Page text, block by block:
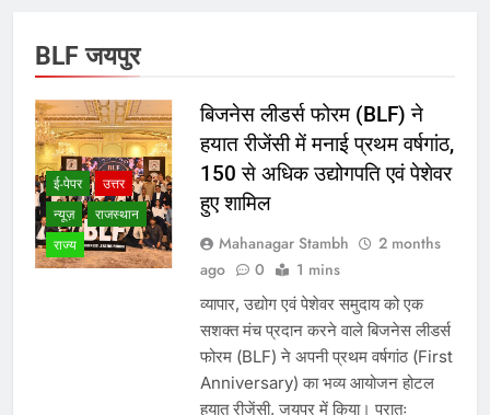
BLF जयपुर
ई-पेपर
उत्तर
न्यूज़
राजस्थान
राज्य
बिजनेस लीडर्स फोरम (BLF) ने
हयात रीजेंसी में मनाई प्रथम वर्षगांठ,
150 से अधिक उद्योगपति एवं पेशेवर
हुए शामिल
Mahanagar Stambh
2 months
ago
0 1 mins
व्यापार, उद्योग एवं पेशेवर समुदाय को एक
सशक्त मंच प्रदान करने वाले बिजनेस लीडर्स
फोरम (BLF) ने अपनी प्रथम वर्षगांठ (First
Anniversary) का भव्य आयोजन होटल
हयात रीजेंसी, जयपुर में किया। प्रातः